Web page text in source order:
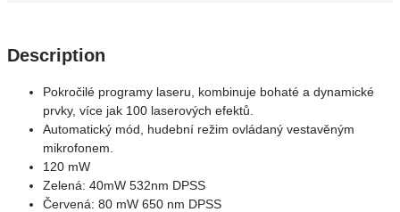
Description
Pokročilé programy laseru, kombinuje bohaté a dynamické
prvky, více jak 100 laserových efektů.
Automatický mód, hudební režim ovládaný vestavěným
mikrofonem.
120 mW
Zelená: 40mW 532nm DPSS
Červená: 80 mW 650 nm DPSS